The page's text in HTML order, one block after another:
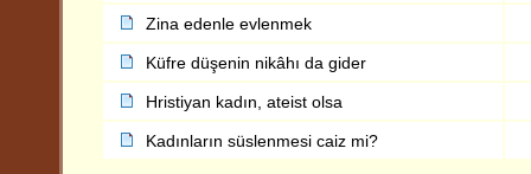
Zina edenle evlenmek
Küfre düşenin nikâhı da gider
Hristiyan kadın, ateist olsa
Kadınların süslenmesi caiz mi?